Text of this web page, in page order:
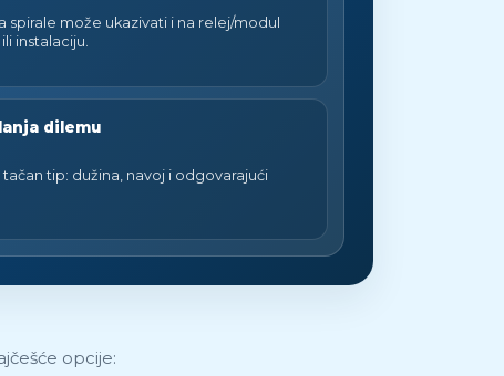
spirale može ukazivati i na relej/modul
instalaciju.
dilemu
tip: dužina, navoj i odgovarajući
opcije: